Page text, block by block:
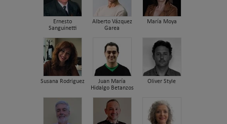
Ernesto
Sanguinetti
Alberto Vázquez
Garea
María Moya
Susana Rodriguez
Juan María
Hidalgo Betanzos
Oliver Style